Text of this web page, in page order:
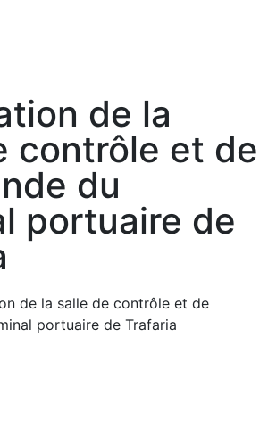
de la
contrôle et de
du
portuaire de
de la salle de contrôle et de
portuaire de Trafaria